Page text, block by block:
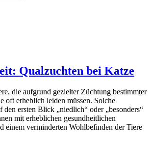
Qualzuchten bei Katze
die aufgrund gezielter Züchtung bestimmter
oft erheblich leiden müssen. Solche
den ersten Blick „niedlich“ oder „besonders“
mit erheblichen gesundheitlichen
einem verminderten Wohlbefinden der Tiere